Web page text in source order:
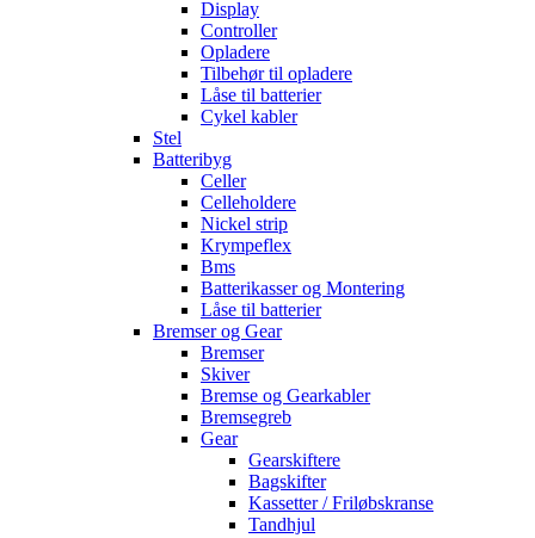
Display
Controller
Opladere
Tilbehør til opladere
Låse til batterier
Cykel kabler
Stel
Batteribyg
Celler
Celleholdere
Nickel strip
Krympeflex
Bms
Batterikasser og Montering
Låse til batterier
Bremser og Gear
Bremser
Skiver
Bremse og Gearkabler
Bremsegreb
Gear
Gearskiftere
Bagskifter
Kassetter / Friløbskranse
Tandhjul